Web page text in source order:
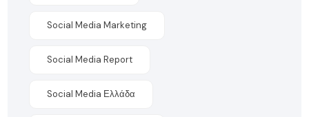
Social Media Marketing
Social Media Report
Social Media Ελλάδα